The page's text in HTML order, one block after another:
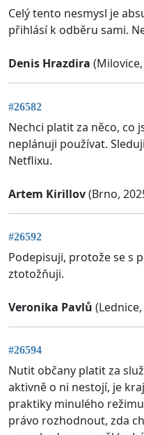
Celý tento nesmysl je
přihlásí k odběru sami.
Denis Hrazdira
#26582
Nechci platit za něco, co
neplánuji používat.
Netflixu.
Artem Kirillov(Brno,
#26592
Podepisuji, protože se s
ztotožňuji.
Veronika Pavlů
#26594
Nutit občany platit za
aktivně o ni nestojí, je
praktiky minulého
právo rozhodnout, zda